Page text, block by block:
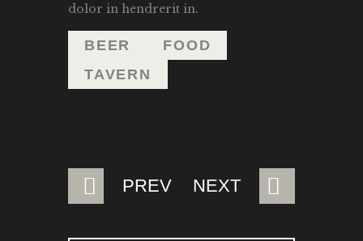
dolor in hendrerit in.
BEER
FOOD
TAVERN
BEITRAGSNAVIGATION
PREV NEXT